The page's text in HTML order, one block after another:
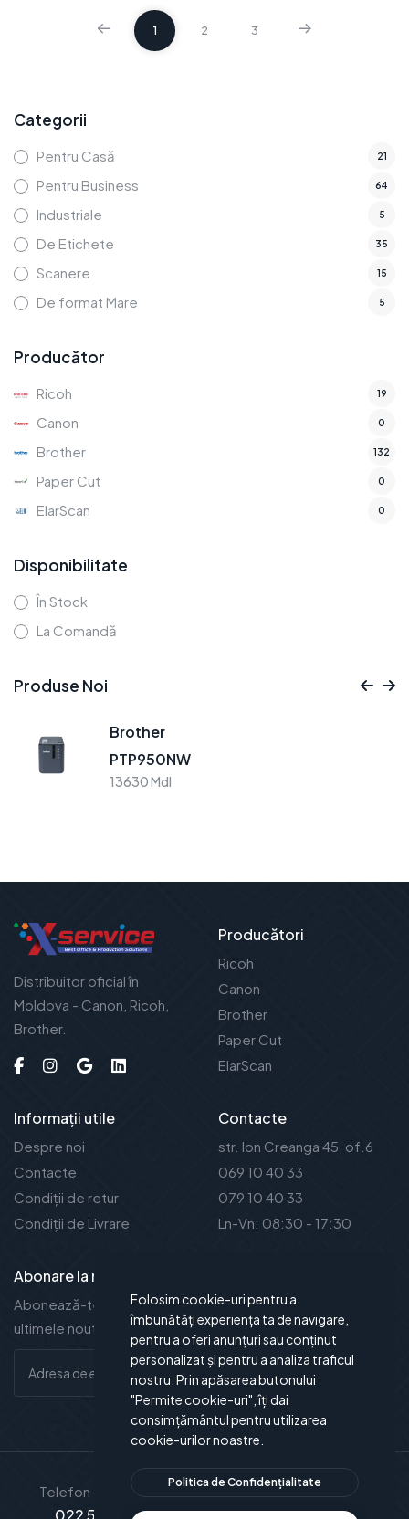
1 2 3
Categorii
Pentru Casă 21
Pentru Business 64
Industriale 5
De Etichete 35
Scanere 15
De format Mare 5
Producător
Ricoh 19
Canon 0
Brother 132
Paper Cut 0
ElarScan 0
Disponibilitate
În Stock
La Comandă
Produse Noi
Brother
PTP950NW
13630 Mdl
Distribuitor oficial în
Moldova - Canon, Ricoh,
Brother.
Producători
Ricoh
Canon
Brother
Paper Cut
ElarScan
Informații utile
Despre noi
Contacte
Condiții de retur
Condiții de Livrare
Contacte
str. Ion Creanga 45, of.6
069 10 40 33
079 10 40 33
Ln-Vn: 08:30 - 17:30
Abonare la noutăți
Abonează-te la newsletter-ul nostru și vei fi la curent cu
ultimele noutăți și oferte.
Telefon de contact
022 51-26-15
Suport Clienți
info@xservice.md
Folosim cookie-uri pentru a
îmbunătăți experiența ta de navigare,
pentru a oferi anunțuri sau conținut
personalizat și pentru a analiza traficul
nostru. Prin apăsarea butonului
"Permite cookie-uri", îți dai
consimțământul pentru utilizarea
cookie-urilor noastre.
Politica de Confidențialitate